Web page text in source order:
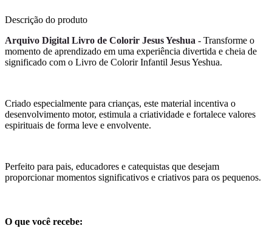
Descrição do produto
Arquivo Digital Livro de Colorir Jesus Yeshua - Transforme o
momento de aprendizado em uma experiência divertida e cheia de
significado com o Livro de Colorir Infantil Jesus Yeshua.
Criado especialmente para crianças, este material incentiva o
desenvolvimento motor, estimula a criatividade e fortalece valores
espirituais de forma leve e envolvente.
Perfeito para pais, educadores e catequistas que desejam
proporcionar momentos significativos e criativos para os pequenos.
O que você recebe: